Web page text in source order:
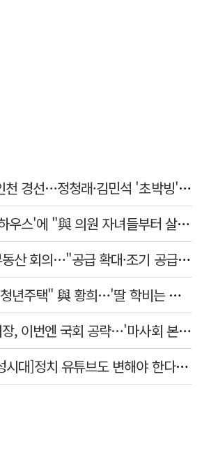
민주당 오늘 제주·인천 경선…정청래·김민석 '초박빙' 승부
장동혁, 황희 '버스하우스'에 "與 의원 자녀들부터 살아보면 어떨까?"
李대통령, 6시간 부동산 회의…"공급 확대·조기 공급 과감히 실천"
"폐기 버스 개조해 청년주택" 與 황희…'딸 학비는 年 4200만원'
김병삼 경북 영천시장, 이번엔 국회 공략…'마사회 본사 이전·광역교통망 확충' 요청
[정치 외곽부대 전성시대]정치 유튜브도 변해야 한다 "화합과 존중"